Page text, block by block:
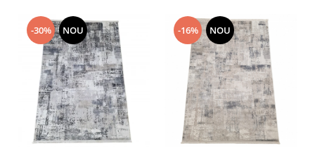
-30% NOU -16% NOU